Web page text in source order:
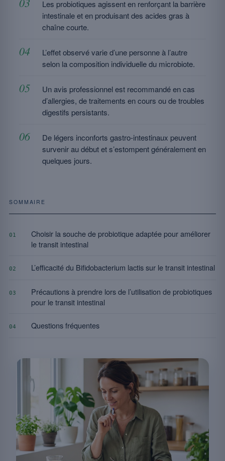
Les probiotiques agissent en renforçant la barrière
intestinale et en produisant des acides gras à
chaîne courte.
L’effet observé varie d’une personne à l’autre
selon la composition individuelle du microbiote.
Un avis professionnel est recommandé en cas
d’allergies, de traitements en cours ou de troubles
digestifs persistants.
De légers inconforts gastro-intestinaux peuvent
survenir au début et s’estompent généralement en
quelques jours.
SOMMAIRE
01
Choisir la souche de probiotique adaptée pour améliorer
le transit intestinal
02 L’efficacité du Bifidobacterium lactis sur le transit intestinal
03
Précautions à prendre lors de l’utilisation de probiotiques
pour le transit intestinal
04 Questions fréquentes